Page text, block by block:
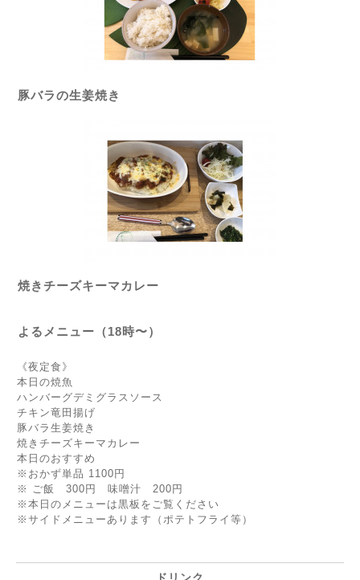
豚バラの生姜焼き
焼きチーズキーマカレー
よるメニュー（18時〜）
《夜定食》
本日の焼魚
ハンバーグデミグラスソース
チキン竜田揚げ
豚バラ生姜焼き
焼きチーズキーマカレー
本日のおすすめ
※おかず単品 1100円
※ ご飯 300円 味噌汁 200円
※本日のメニューは黒板をご覧ください
※サイドメニューあります（ポテトフライ等）